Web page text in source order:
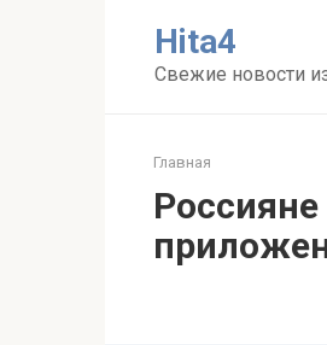
Нita4
Свежие новости
Главная